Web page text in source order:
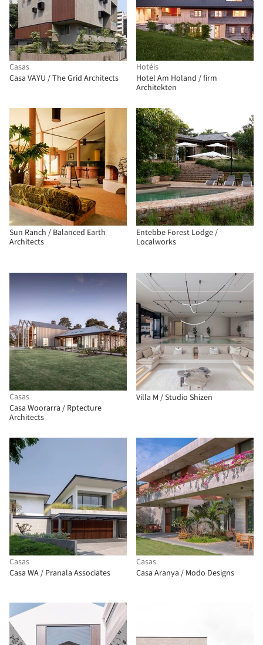
Casas
Casa VAYU / The Grid Architects
Hotéis
Hotel Am Holand / firm
Architekten
Sun Ranch / Balanced Earth
Architects
Entebbe Forest Lodge /
Localworks
Casas
Casa Woorarra / Rptecture
Architects
Villa M / Studio Shizen
Casas
Casa WA / Pranala Associates
Casas
Casa Aranya / Modo Designs